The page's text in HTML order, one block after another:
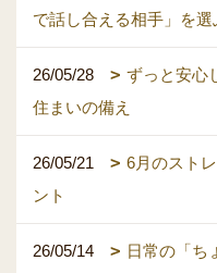
で話し合える相手」を選
26/05/28
ずっと安心
住まいの備え
26/05/21
6月のスト
ント
26/05/14
日常の「ち